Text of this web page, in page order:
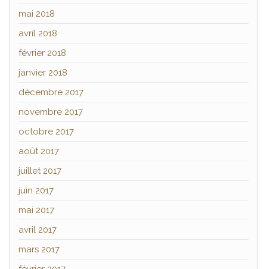
mai 2018
avril 2018
février 2018
janvier 2018
décembre 2017
novembre 2017
octobre 2017
août 2017
juillet 2017
juin 2017
mai 2017
avril 2017
mars 2017